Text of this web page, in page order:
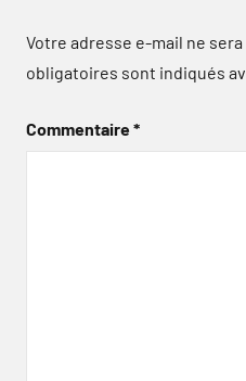
Votre adresse e-mail ne sera
obligatoires sont indiqués
Commentaire*